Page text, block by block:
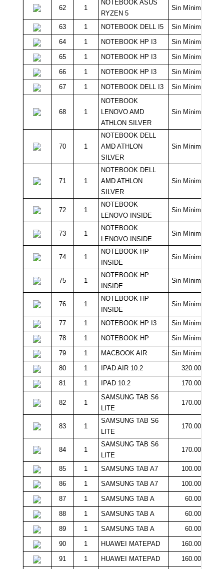
62 1
NOTEBOOK ASUS
RYZEN 5
Sin Mínimo
63 1 NOTEBOOK DELL I5
Sin Mínimo
64
1 NOTEBOOK HP I3
Sin Mínimo
65
1 NOTEBOOK HP I3
Sin Mínimo
66
1 NOTEBOOK HP I3
Sin Mínimo
67
1 NOTEBOOK DELL I3 Sin Mínimo
68 1
NOTEBOOK
LENOVO AMD
ATHLON SILVER
Sin Mínimo
70 1
NOTEBOOK DELL
AMD ATHLON
SILVER
Sin Mínimo
71 1
NOTEBOOK DELL
AMD ATHLON
SILVER
Sin Mínimo
72 1
NOTEBOOK
LENOVO INSIDE
Sin Mínimo
73 1
NOTEBOOK
LENOVO INSIDE
Sin Mínimo
74 1
NOTEBOOK HP
INSIDE
Sin Mínimo
75 1
NOTEBOOK HP
INSIDE
Sin Mínimo
76 1
NOTEBOOK HP
INSIDE
Sin Mínimo
77 1 NOTEBOOK HP I3
Sin Mínimo
78
1 NOTEBOOK HP
Sin Mínimo
79
1 MACBOOK AIR
Sin Mínimo
80
1 IPAD AIR 10.2
320.000
81
1 IPAD 10.2 170.000
82 1
SAMSUNG TAB S6
LITE
170.000
83 1
SAMSUNG TAB S6
LITE
170.000
84 1
SAMSUNG TAB S6
LITE
170.000
85 1 SAMSUNG TAB A7
100.000
86
1 SAMSUNG TAB A7
100.000
87
1 SAMSUNG TAB A
60.000
88
1 SAMSUNG TAB A
60.000
89
1 SAMSUNG TAB A
60.000
90
1 HUAWEI MATEPAD
160.000
91
1 HUAWEI MATEPAD 160.000